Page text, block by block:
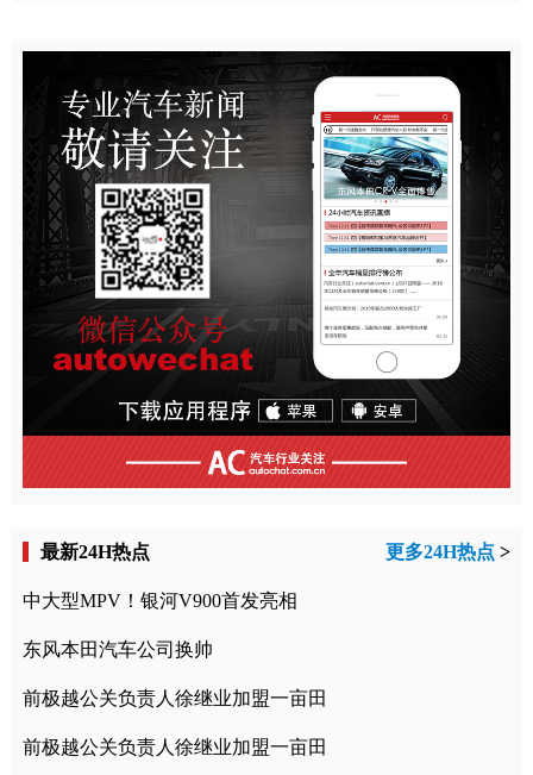
最新24H热点 更多24H热点 >
中大型MPV！银河V900首发亮相
东风本田汽车公司换帅
前极越公关负责人徐继业加盟一亩田
前极越公关负责人徐继业加盟一亩田